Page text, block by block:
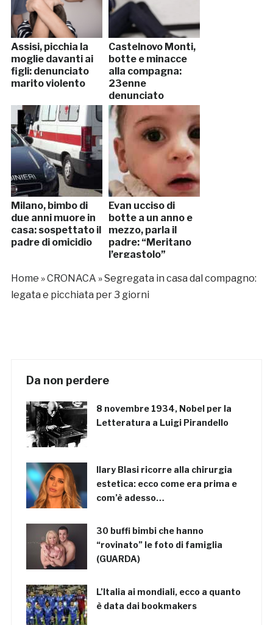
Assisi, picchia la
moglie davanti ai
figli: denunciato
marito violento
Castelnovo Monti,
botte e minacce
alla compagna:
23enne
denunciato
Milano, bimbo di
due anni muore in
casa: sospettato il
padre di omicidio
Evan ucciso di
botte a un anno e
mezzo, parla il
padre: “Meritano
l’ergastolo”
Home »CRONACA »Segregata in casa dal compagno:
legata e picchiata per 3 giorni
Da non perdere
8 novembre 1934, Nobel per la
Letteratura a Luigi Pirandello
Ilary Blasi ricorre alla chirurgia
estetica: ecco come era prima e
com’è adesso…
30 buffi bimbi che hanno
“rovinato” le foto di famiglia
(GUARDA)
L’Italia ai mondiali, ecco a quanto
è data dai bookmakers